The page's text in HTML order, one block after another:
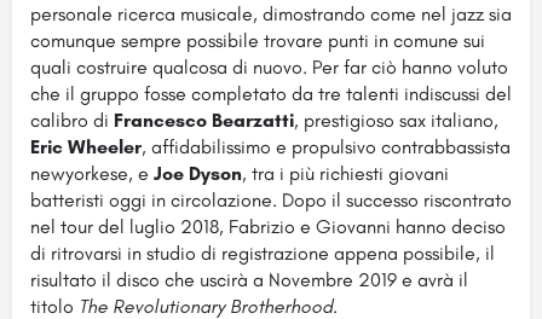
personale ricerca musicale, dimostrando come nel jazz sia
comunque sempre possibile trovare punti in comune sui
quali costruire qualcosa di nuovo. Per far ciò hanno voluto
che il gruppo fosse completato da tre talenti indiscussi del
calibro di Francesco Bearzatti, prestigioso sax italiano,
Eric Wheeler, affidabilissimo e propulsivo contrabbassista
newyorkese, e Joe Dyson, tra i più richiesti giovani
batteristi oggi in circolazione. Dopo il successo riscontrato
nel tour del luglio 2018, Fabrizio e Giovanni hanno deciso
di ritrovarsi in studio di registrazione appena possibile, il
risultato il disco che uscirà a Novembre 2019 e avrà il
titolo The Revolutionary Brotherhood.